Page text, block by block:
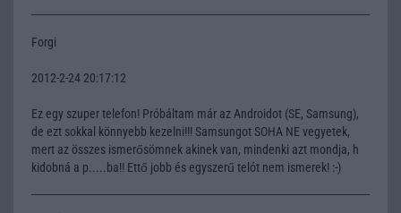
Forgi
2012-2-24 20:17:12
Ez egy szuper telefon! Próbáltam már az Androidot (SE, Samsung),
de ezt sokkal könnyebb kezelni!!! Samsungot SOHA NE vegyetek,
mert az összes ismerősömnek akinek van, mindenki azt mondja, h
kidobná a p.....ba!! Ettő jobb és egyszerű telót nem ismerek! :-)